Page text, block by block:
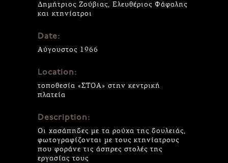
Δημήτριος Ζούβιας, Ελευθέριος Φάφαλης
και κτηνίατροι
Date:
Αύγουστος 1966
Location:
τοποθεσία «ΣΤΟΑ» στην κεντρική
πλατεία
Description:
Οι χασάπηδες με τα ρούχα της δουλειάς,
φωτογραφίζονται με τους κτηνίατρους
που φοράνε τις άσπρες στολές της
εργασίας τους